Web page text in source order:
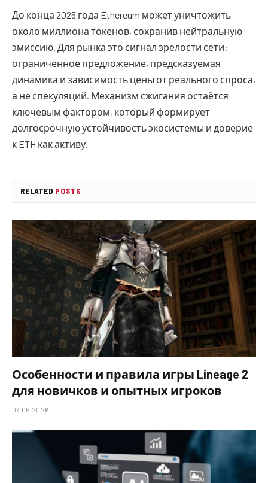
До конца 2025 года Ethereum может уничтожить
около миллиона токенов, сохранив нейтральную
эмиссию. Для рынка это сигнал зрелости сети:
ограниченное предложение, предсказуемая
динамика и зависимость цены от реального спроса,
а не спекуляций. Механизм сжигания остаётся
ключевым фактором, который формирует
долгосрочную устойчивость экосистемы и доверие
к ETH как активу.
RELATED POSTS
Особенности и правила игры Lineage 2
для новичков и опытных игроков
07.05.2026